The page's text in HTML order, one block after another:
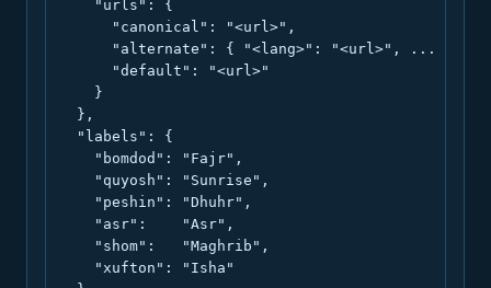
    "urls": {
      "canonical": "<url>",
      "alternate": { "<lang>": "<url>", ... },
      "default": "<url>"
    }
  },
  "labels": {
    "bomdod": "Fajr",
    "quyosh": "Sunrise",
    "peshin": "Dhuhr",
    "asr":    "Asr",
    "shom":   "Maghrib",
    "xufton": "Isha"